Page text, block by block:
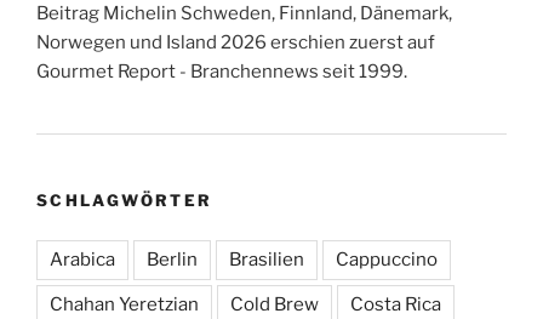
Beitrag Michelin Schweden, Finnland, Dänemark,
Norwegen und Island 2026 erschien zuerst auf
Gourmet Report - Branchennews seit 1999.
SCHLAGWÖRTER
Arabica Berlin Brasilien Cappuccino
Chahan Yeretzian Cold Brew Costa Rica